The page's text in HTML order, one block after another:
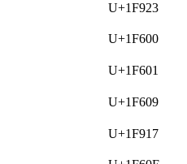
U+1F923
U+1F600
U+1F601
U+1F609
U+1F917